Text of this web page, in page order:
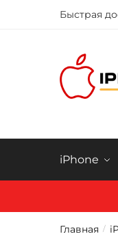
Быстрая
iPhone
Главная /